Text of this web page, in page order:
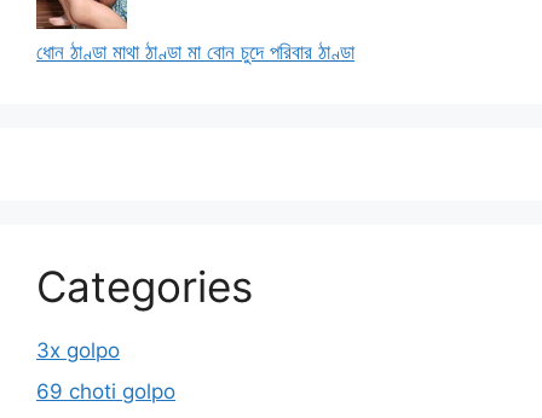
ধোন ঠাণ্ডা মাথা ঠাণ্ডা মা বোন চুদে পরিবার ঠাণ্ডা
Categories
3x golpo
69 choti golpo